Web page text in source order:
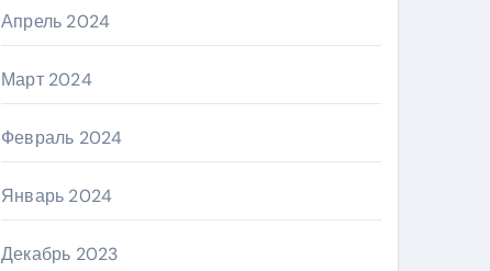
Апрель 2024
Март 2024
Февраль 2024
Январь 2024
Декабрь 2023